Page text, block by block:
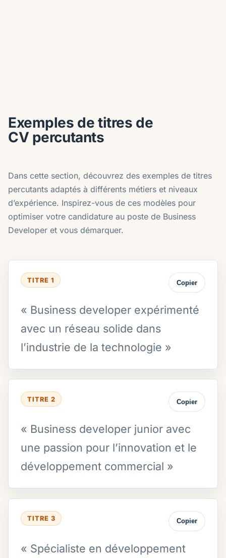
Exemples de titres de
CV percutants
Dans cette section, découvrez des exemples de titres
percutants adaptés à différents métiers et niveaux
d’expérience. Inspirez-vous de ces modèles pour
optimiser votre candidature au poste de Business
Developer et vous démarquer.
TITRE 1 Copier
« Business developer expérimenté
avec un réseau solide dans
l’industrie de la technologie »
TITRE 2 Copier
« Business developer junior avec
une passion pour l’innovation et le
développement commercial »
TITRE 3 Copier
« Spécialiste en développement